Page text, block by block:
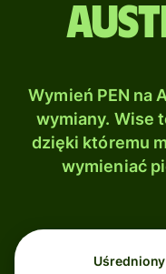
Wymień PEN na
wymiany. Wise
dzięki któremu
wymieniać